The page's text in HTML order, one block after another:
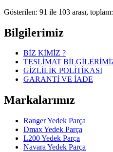
Gösterilen: 91 ile 103 arası,
Bilgilerimiz
BİZ KİMİZ ?
TESLİMAT
GİZLİLİK POLİTİKASI
GARANTİ VE İADE
Markalarımız
Ranger Yedek Parça
Dmax Yedek Parça
L200 Yedek Parça
Navara Yedek Parça